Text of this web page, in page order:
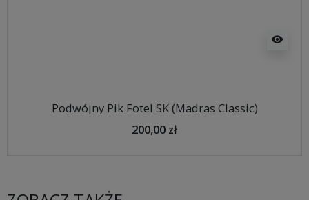
visibility
Podwójny Pik Fotel SK (Madras Classic)
200,00 zł